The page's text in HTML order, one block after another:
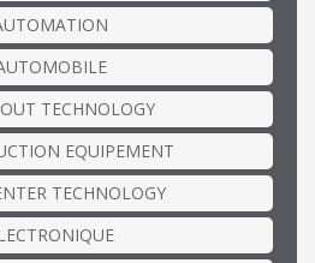
TECHNOLOGY
EQUIPEMENT
TECHNOLOGY